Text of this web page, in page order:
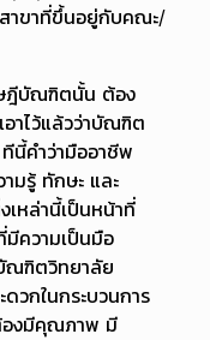
าขาที่ขึ้นอยู่กับคณะ/
ฎีบัณฑิตนั้น ต้อง
าไว้แล้วว่าบัณฑิต
นี้คำว่ามืออาชีพ
มรู้ ทักษะ และ
หล่านี้เป็นหน้าที่
ความเป็นมือ
ณฑิตวิทยาลัย
วกในกระบวนการ
องมีคุณภาพ มี